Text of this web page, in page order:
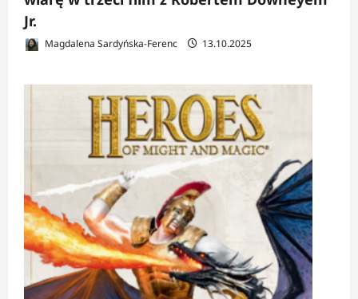
Jr.
Magdalena Sardyńska-Ferenc 13.10.2025